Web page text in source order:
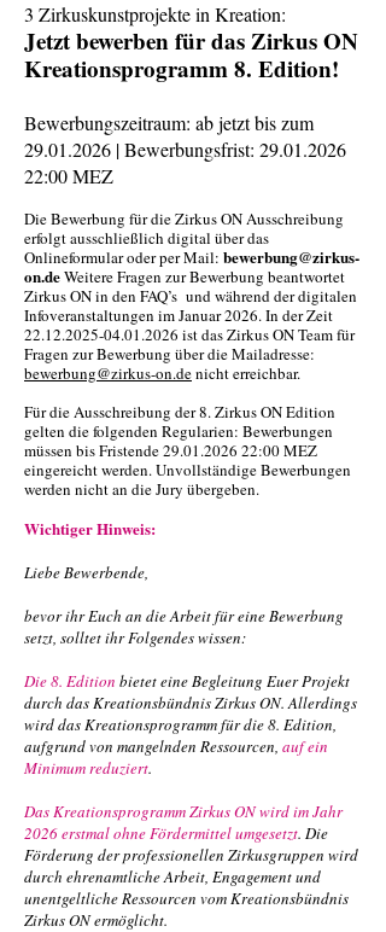
3 Zirkuskunstprojekte in Kreation:
Jetzt bewerben fürdas Zirkus ON
Kreationsprogramm 8. Edition!
Bewerbungszeitraum: ab jetzt bis zum
29.01.2026 |Bewerbungsfrist: 29.01.2026
22:00 MEZ
Die Bewerbung für die Zirkus ON Ausschreibung
erfolgt ausschließlich digital über das
Onlineformular oder per Mail: bewerbung@zirkus-
on.deWeitere Fragen zur Bewerbung beantwortet
Zirkus ON in den FAQ’s und während der digitalen
Infoveranstaltungen im Januar 2026. In der Zeit
22.12.2025-04.01.2026 ist das Zirkus ON Team für
Fragen zur Bewerbung über die Mailadresse:
bewerbung@zirkus-on.denicht erreichbar.
Für die Ausschreibung der 8. Zirkus ON Edition
gelten die folgenden Regularien: Bewerbungen
müssen bis Fristende29.01.2026 22:00 MEZ
eingereicht werden. Unvollständige Bewerbungen
werden nicht an die Jury übergeben.
Wichtiger Hinweis:
Liebe Bewerbende,
bevor ihr Euch an die Arbeit für eine Bewerbung
setzt, solltet ihr Folgendes wissen:
Die 8. Edition bietet eine Begleitung Euer Projekt
durch das Kreationsbündnis Zirkus ON. Allerdings
wird das Kreationsprogramm für die 8. Edition,
aufgrund von mangelnden Ressourcen, auf ein
Minimum reduziert.
Das Kreationsprogramm Zirkus ON wird im Jahr
2026 erstmal ohne Fördermittel umgesetzt. Die
Förderung der professionellen Zirkusgruppen wird
durch ehrenamtliche Arbeit, Engagement und
unentgeltliche Ressourcen vom Kreationsbündnis
Zirkus ON ermöglicht.